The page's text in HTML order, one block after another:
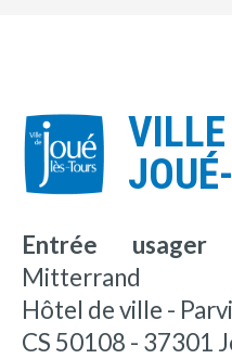
VILLE
Entrée
Mitterrand
Hôtel de ville -
CS 50108 - 37301